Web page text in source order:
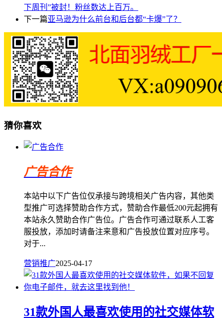
下周刊”被封！粉丝数达上百万。
下一篇亚马逊为什么前台和后台都“卡爆”了？
猜你喜欢
广告合作
本站中以下广告位仅承接与跨境相关广告内容，其他类
型推广可选择赞助合作方式，赞助合作最低200元起拥有
本站永久赞助合作广告位。广告合作可通过联系人工客
服投放，添加时请备注来意和广告投放位置对应序号。
对于...
营销推广2025-04-17
31款外国人最喜欢使用的社交媒体软